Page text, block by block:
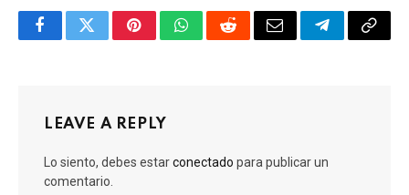
FacebookTwitterPinterestWhatsAppRedditEmail TelegramCopy
LEAVE A REPLY
Lo siento, debes estarconectado para publicar un
comentario.